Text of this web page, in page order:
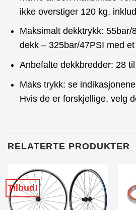
ikke overstiger 120 kg,
Maksimalt dekktrykk: 55bar/
dekk – 325bar/47PSI med
Anbefalte dekkbredder: 28
Maks trykk: se
Hvis de er forskjellige, velg
RELATERTE PRODUKTER
Tilbud!